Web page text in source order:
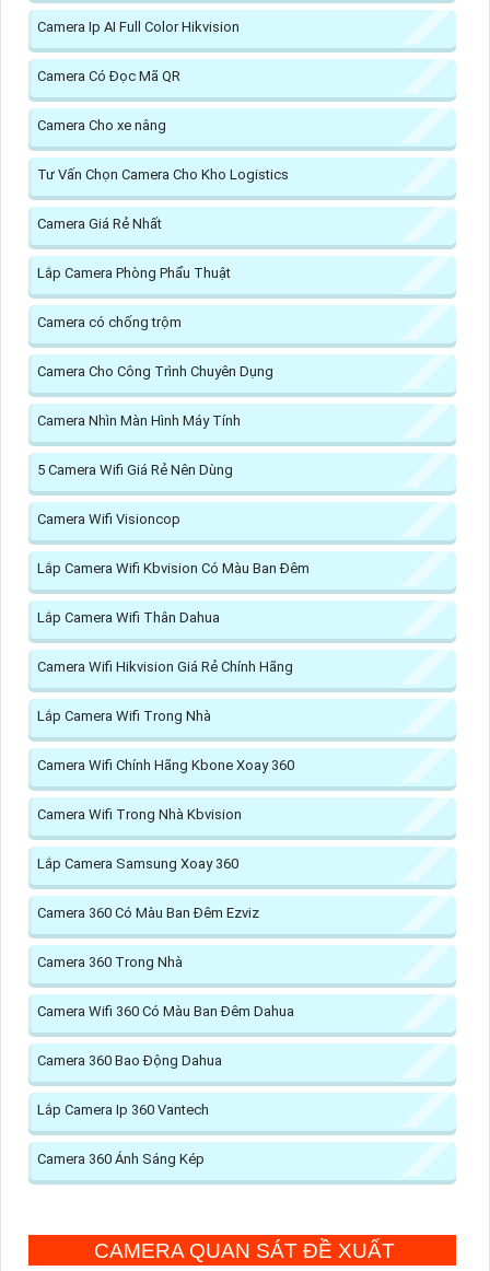
Camera Ip AI Full Color Hikvision
Camera Có Đọc Mã QR
Camera Cho xe nâng
Tư Vấn Chọn Camera Cho Kho Logistics
Camera Giá Rẻ Nhất
Lắp Camera Phòng Phẩu Thuật
Camera có chống trộm
Camera Cho Công Trình Chuyên Dụng
Camera Nhìn Màn Hình Máy Tính
5 Camera Wifi Giá Rẻ Nên Dùng
Camera Wifi Visioncop
Lắp Camera Wifi Kbvision Có Màu Ban Đêm
Lắp Camera Wifi Thân Dahua
Camera Wifi Hikvision Giá Rẻ Chính Hãng
Lắp Camera Wifi Trong Nhà
Camera Wifi Chính Hãng Kbone Xoay 360
Camera Wifi Trong Nhà Kbvision
Lắp Camera Samsung Xoay 360
Camera 360 Có Màu Ban Đêm Ezviz
Camera 360 Trong Nhà
Camera Wifi 360 Có Màu Ban Đêm Dahua
Camera 360 Bao Động Dahua
Lắp Camera Ip 360 Vantech
Camera 360 Ánh Sáng Kép
CAMERA QUAN SÁT ĐỀ XUẤT